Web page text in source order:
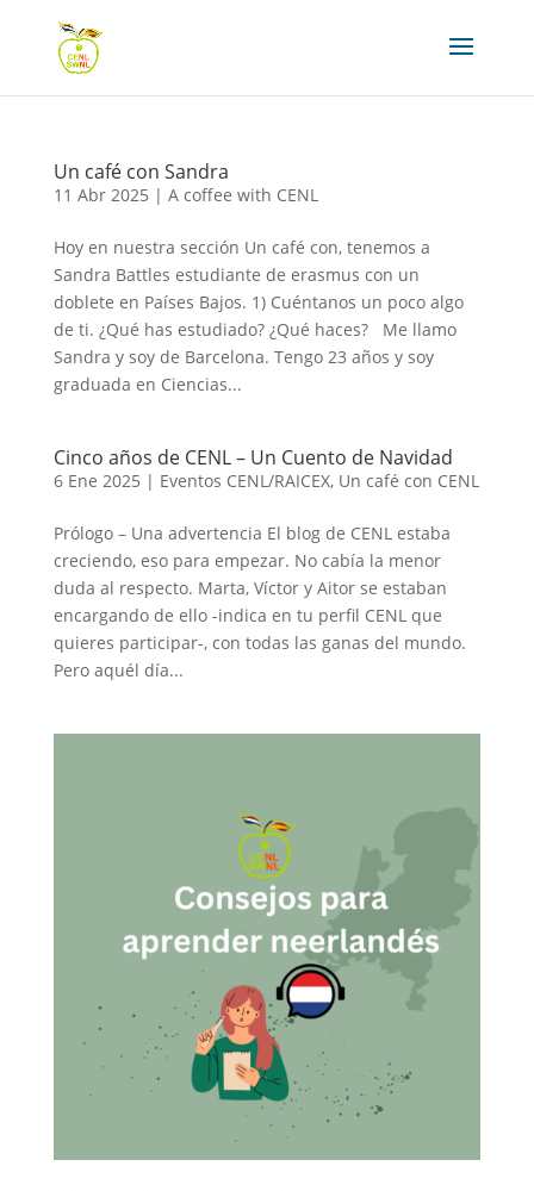
Un café con Sandra
11 Abr 2025 | A coffee with CENL
Hoy en nuestra sección Un café con, tenemos a
Sandra Battles estudiante de erasmus con un
doblete en Países Bajos. 1) Cuéntanos un poco algo
de ti. ¿Qué has estudiado? ¿Qué haces? Me llamo
Sandra y soy de Barcelona. Tengo 23 años y soy
graduada en Ciencias...
Cinco años de CENL – Un Cuento de Navidad
6 Ene 2025 | Eventos CENL/RAICEX, Un café con CENL
Prólogo – Una advertencia El blog de CENL estaba
creciendo, eso para empezar. No cabía la menor
duda al respecto. Marta, Víctor y Aitor se estaban
encargando de ello -indica en tu perfil CENL que
quieres participar-, con todas las ganas del mundo.
Pero aquél día...